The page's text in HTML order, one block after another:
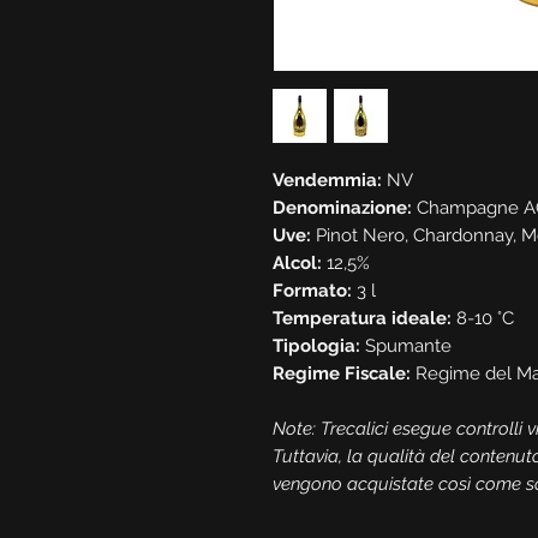
Vendemmia: NV
Denominazione: Champagne
Uve: Pinot Nero, Chardonnay,
Alcol: 12,5%
Formato: 3 l
Temperatura ideale: 8-10 °C
Tipologia: Spumante
Regime Fiscale: Regime del
Note: Trecalici esegue controlli
Tuttavia, la qualità del
vengono acquistate così come